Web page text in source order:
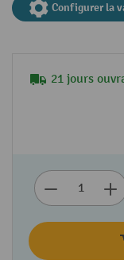
Configurer la
21 jours